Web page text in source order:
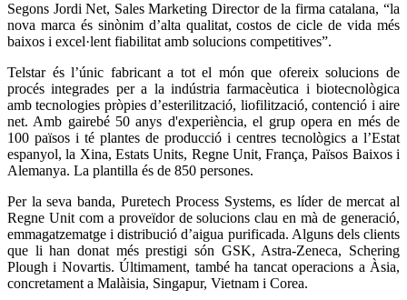
Segons Jordi Net, Sales Marketing Director de la firma catalana, “la
nova marca és sinònim d’alta qualitat, costos de cicle de vida més
baixos i excel·lent fiabilitat amb solucions competitives”.
Telstar és l’únic fabricant a tot el món que ofereix solucions de
procés integrades per a la indústria farmacèutica i biotecnològica
amb tecnologies pròpies d’esterilització, liofilització, contenció i aire
net. Amb gairebé 50 anys d'experiència, el grup opera en més de
100 països i té plantes de producció i centres tecnològics a l’Estat
espanyol, la Xina, Estats Units, Regne Unit, França, Països Baixos i
Alemanya. La plantilla és de 850 persones.
Per la seva banda, Puretech Process Systems, es líder de mercat al
Regne Unit com a proveïdor de solucions clau en mà de generació,
emmagatzematge i distribució d’aigua purificada. Alguns dels clients
que li han donat més prestigi són GSK, Astra-Zeneca, Schering
Plough i Novartis. Últimament, també ha tancat operacions a Àsia,
concretament a Malàisia, Singapur, Vietnam i Corea.